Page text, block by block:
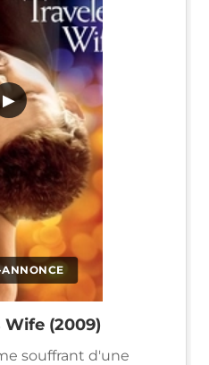
▶
Wife (2009)
souffrant d'une